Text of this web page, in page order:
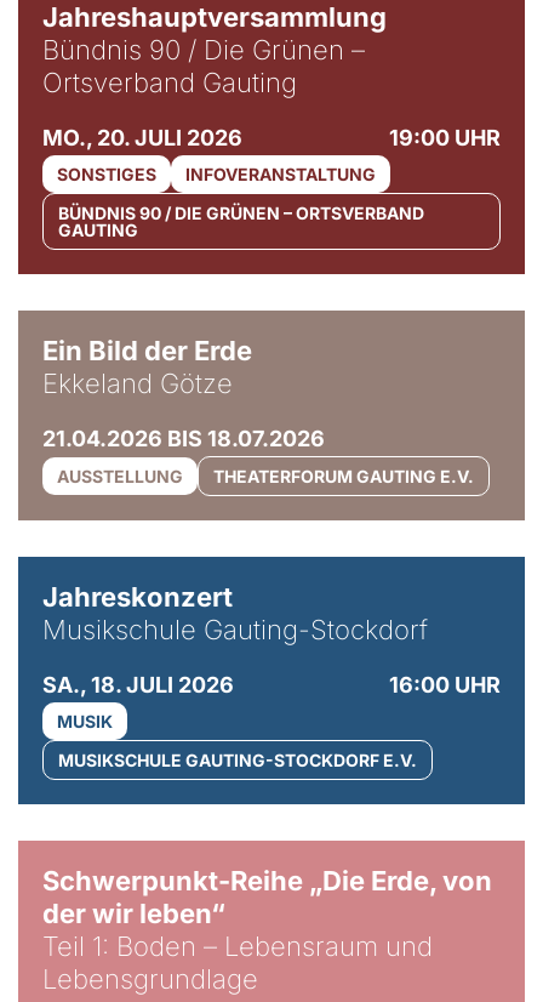
Jahreshauptversammlung
Bündnis 90 / Die Grünen –
Ortsverband Gauting
MO., 20. JULI 2026 19:00 UHR
SONSTIGES
INFOVERANSTALTUNG
BÜNDNIS 90 / DIE GRÜNEN – ORTSVERBAND
GAUTING
Ein Bild der Erde
Ekkeland Götze
21.04.2026 BIS 18.07.2026
AUSSTELLUNG THEATERFORUM GAUTING E.V.
Jahreskonzert
Musikschule Gauting-Stockdorf
SA., 18. JULI 2026 16:00 UHR
MUSIK
MUSIKSCHULE GAUTING-STOCKDORF E.V.
Schwerpunkt-Reihe „Die Erde, von
der wir leben“
Teil 1: Boden – Lebensraum und
Lebensgrundlage